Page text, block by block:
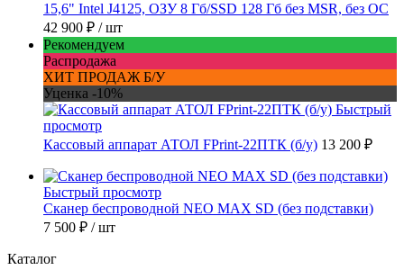
15,6" Intel J4125, ОЗУ 8 Гб/SSD 128 Гб без MSR, без ОС
42 900 ₽ / шт
Рекомендуем
Распродажа
ХИТ ПРОДАЖ Б/У
Уценка -10%
Быстрый
просмотр
Кассовый аппарат АТОЛ FPrint-22ПТК (б/у) 13 200 ₽
Быстрый просмотр
Сканер беспроводной NEO MAX SD (без подставки)
7 500 ₽ / шт
Каталог